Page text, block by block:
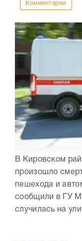
Комментарии
В Кировском
произошло
пешехода и
сообщили в ГУ
случилась на